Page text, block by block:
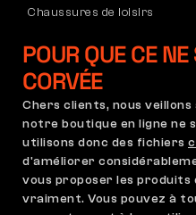
Chaussures de loisirs
cheville
Pantalons
Sweatshirts
Conditions Générales
Paramètres des cookies
POUR QUE CE
CORVÉE
Chers clients, nous
notre boutique en ligne ne
utilisons donc des fichiers
d'améliorer
vous proposer les produits
vraiment. Vous pouvez à